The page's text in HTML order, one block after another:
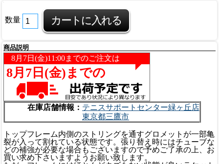
数量
商品説明
在庫店舗情報： テニスサポートセンター緑ヶ丘店
東京都三鷹市
トップフレーム内側のストリングを通すグロメットが一部亀
裂が入って割れている状態です。張り替え時にはチューブな
どの補強が必要な場合もございますので予めご了承の上、お
買い求め下さいますようお願い致します。